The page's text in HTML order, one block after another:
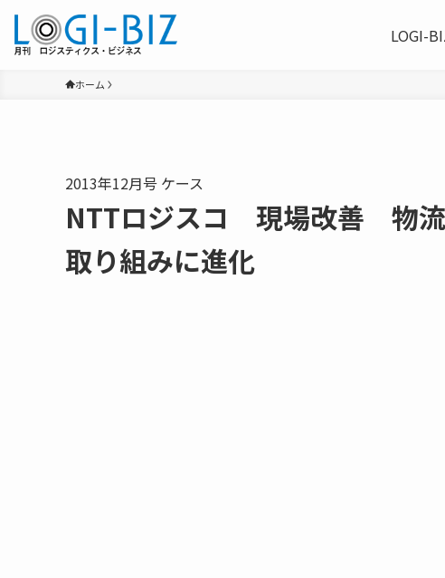
LOGI-
ホーム
2013年12月号 ケース
NTTロジスコ 現場改善 物流
取り組みに進化